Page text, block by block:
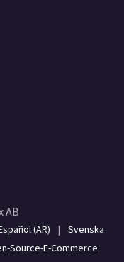
AB
(AR) |
Svenska
Source-E-Commerce